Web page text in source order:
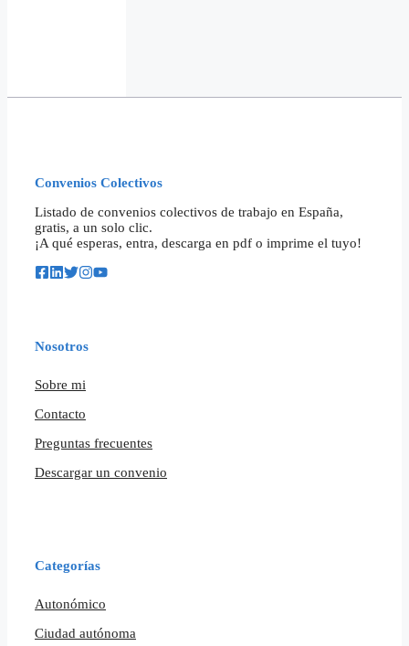
Convenios Colectivos
Listado de convenios colectivos de trabajo en España,
gratis, a un solo clic.
¡A qué esperas, entra, descarga en pdf o imprime el tuyo!
Nosotros
Sobre mi
Contacto
Preguntas frecuentes
Descargar un convenio
Categorías
Autonómico
Ciudad autónoma